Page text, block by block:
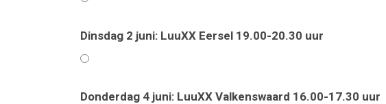
Dinsdag 2 juni: LuuXX Eersel 19.00-20.30 uur
Donderdag 4 juni: LuuXX Valkenswaard 16.00-17.30 uur